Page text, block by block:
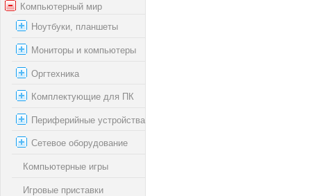
Компьютерный мир
Ноутбуки, планшеты
Мониторы и компьютеры
Оргтехника
Комплектующие для ПК
Периферийные устройства
Сетевое оборудование
Компьютерные игры
Игровые приставки